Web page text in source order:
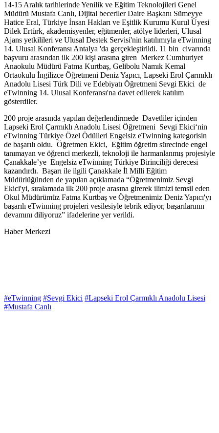
14-15 Aralık tarihlerinde Yenilik ve Eğitim Teknolojileri Genel
Müdürü Mustafa Canlı, Dijital beceriler Daire Başkanı Sümeyye
Hatice Eral, Türkiye İnsan Hakları ve Eşitlik Kurumu Kurul Üyesi
Dilek Ertürk, akademisyenler, eğitmenler, atölye liderleri, Ulusal
Ajans yetkilileri ve Ulusal Destek Servisi'nin katılımıyla eTwinning
14. Ulusal Konferansı Antalya 'da gerçekleştirildi. 11 bin civarında
başvuru arasından ilk 200 kişi arasına giren Merkez Cumhuriyet
Anaokulu Müdürü Fatma Kurtbaş, Gelibolu Namık Kemal
Ortaokulu İngilizce Öğretmeni Deniz Yapıcı, Lapseki Erol Çarmıklı
Anadolu Lisesi Türk Dili ve Edebiyatı Öğretmeni Sevgi Ekici de
eTwinning 14. Ulusal Konferansı'na davet edilerek katılım
gösterdiler.
200 proje arasında yapılan değerlendirmede Davetliler içinden
Lapseki Erol Çarmıklı Anadolu Lisesi Öğretmeni Sevgi Ekici‘nin
eTwinning Türkiye Özel Ödülleri Engelsiz eTwinning kategorisin
de başarılı oldu. Öğretmen Ekici, Eğitim öğretim sürecinde engel
tanımayan ve öğrenci merkezli, teknoloji ile harmanlanmış projesiyle
Çanakkale’ye Engelsiz eTwinning Türkiye Birinciliği derecesi
kazandırdı. Başarı ile ilgili Çanakkale İl Milli Eğitim
Müdürlüğünden de yapılan açıklamada “Öğretmenimiz Sevgi
Ekici'yi, sıralamada ilk 200 proje arasına girerek ilimizi temsil eden
Okul Müdürümüz Fatma Kurtbaş ve Öğretmenimiz Deniz Yapıcı'yı
başarılı eTwinning projeleri vesilesiyle tebrik ediyor, başarılarının
devamını diliyoruz” ifadelerine yer verildi.
Haber Merkezi
#eTwinning #Sevgi Ekici #Lapseki Erol Çarmıklı Anadolu Lisesi
#Mustafa Canlı